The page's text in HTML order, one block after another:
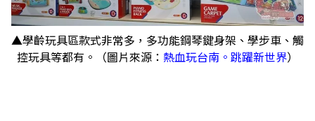
▲學齡玩具區款式非常多，多功能鋼琴鍵身架、學步車、觸
控玩具等都有。（圖片來源： 熱血玩台南。跳躍新世界）